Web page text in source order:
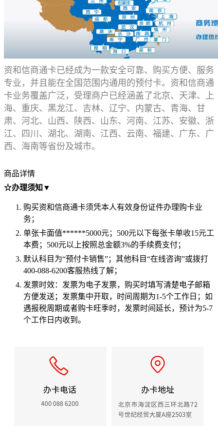
资和信商通卡已经成为一款安全可靠、购买方便、服务
专业，并且能在全国范围内通用的预付卡。 资和信商通
卡业务覆盖广泛，受理商户已经涵盖了北京、天津、上
海、重庆、黑龙江、吉林、辽宁、内蒙古、青海、甘
肃、河北、山西、陕西、山东、河南、江苏、安徽、浙
江、四川、湖北、湖南、江西、云南、福建、广东、广
西、海南等省份及城市。
商品详情
☆办理须知▼
购买资和信商通卡须凭本人有效身份证件办理购卡业
务；
单张卡面值******5000元；500元以下每张卡单收15元工
本费；500元以上按照总金额3%的手续费支付；
默认科目为“预付卡销售”；其他科目“在线咨询”或拨打
400-088-6200客服热线了解；
发票时效：发票为电子发票，购买时填写清楚电子邮箱
方便发送；发票集中开取，时间周期为1-5个工作日；如
遇报税周期或者购卡旺季时，发票时间延长，预计为5-7
个工作日内收到。